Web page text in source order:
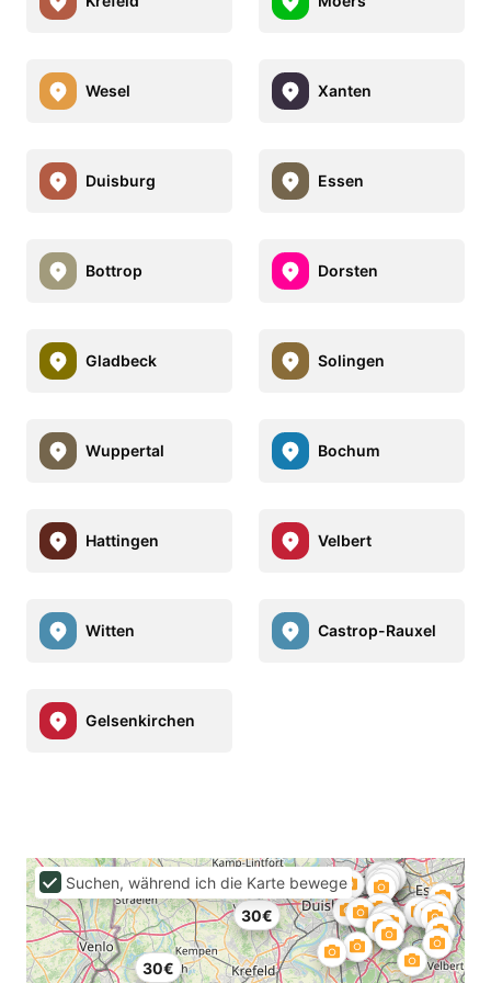
Wesel Xanten
Duisburg Essen
Bottrop Dorsten
Gladbeck Solingen
Wuppertal Bochum
Hattingen Velbert
Witten Castrop-Rauxel
Gelsenkirchen
30€
30€
Suchen, während ich die Karte bewege